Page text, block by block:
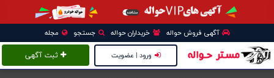
آگهی فروش حواله خریداران حواله جستجو مجله
ثبت آگهی ورود | عضویت